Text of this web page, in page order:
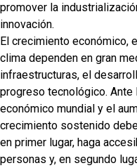
promover la
innovación.
El crecimiento económico,
clima dependen en gran
infraestructuras, el
progreso tecnológico. Ante
económico mundial y el
crecimiento sostenido
en primer lugar, haga
personas y, en segundo